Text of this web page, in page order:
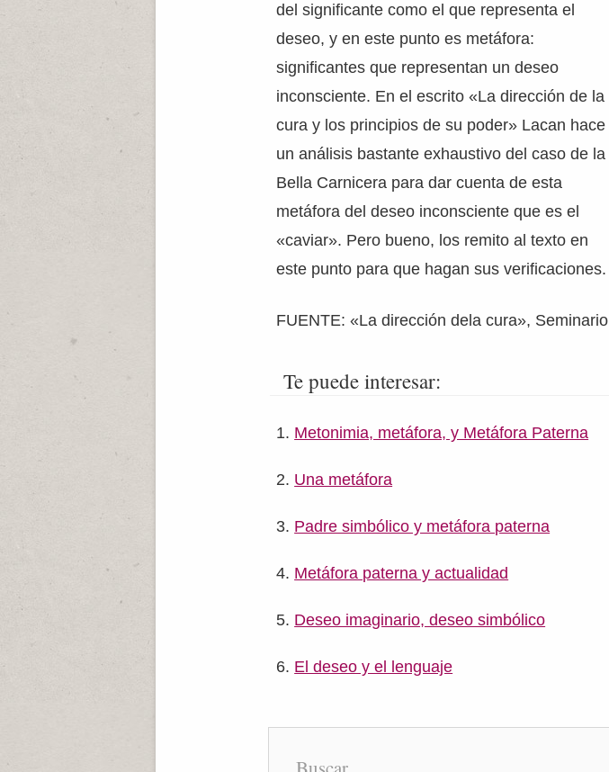
del significante como el que representa el
deseo, y en este punto es metáfora:
significantes que representan un deseo
inconsciente. En el escrito «La dirección de la
cura y los principios de su poder» Lacan hace
un análisis bastante exhaustivo del caso de la
Bella Carnicera para dar cuenta de esta
metáfora del deseo inconsciente que es el
«caviar». Pero bueno, los remito al texto en
este punto para que hagan sus verificaciones.
FUENTE: «La dirección dela cura»,
Te puede interesar:
Metonimia, metáfora, y Metáfora Paterna
Una metáfora
Padre simbólico y metáfora paterna
Metáfora paterna y actualidad
Deseo imaginario, deseo simbólico
El deseo y el lenguaje